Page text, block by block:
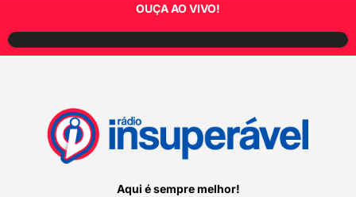
OUÇA AO VIVO!
Aqui é sempre melhor!